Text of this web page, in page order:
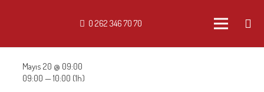
0 262 346 70 70
Mayıs 20 @ 09:00
09:00 — 10:00 (1h)